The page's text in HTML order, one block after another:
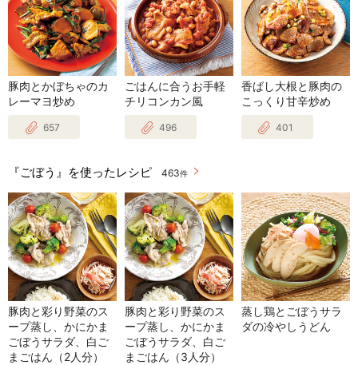
豚肉とかぼちゃのカ
レーマヨ炒め
657
ごはんに合うお手軽
チリコンカン風
496
香ばし大根と豚肉の
こっくり甘辛炒め
401
『ごぼう』を使ったレシピ 463件
豚肉と彩り野菜のス
ープ蒸し、かにかま
ごぼうサラダ、白ご
まごはん（2人分）
豚肉と彩り野菜のス
ープ蒸し、かにかま
ごぼうサラダ、白ご
まごはん（3人分）
蒸し鶏とごぼうサラ
ダの冷やしうどん